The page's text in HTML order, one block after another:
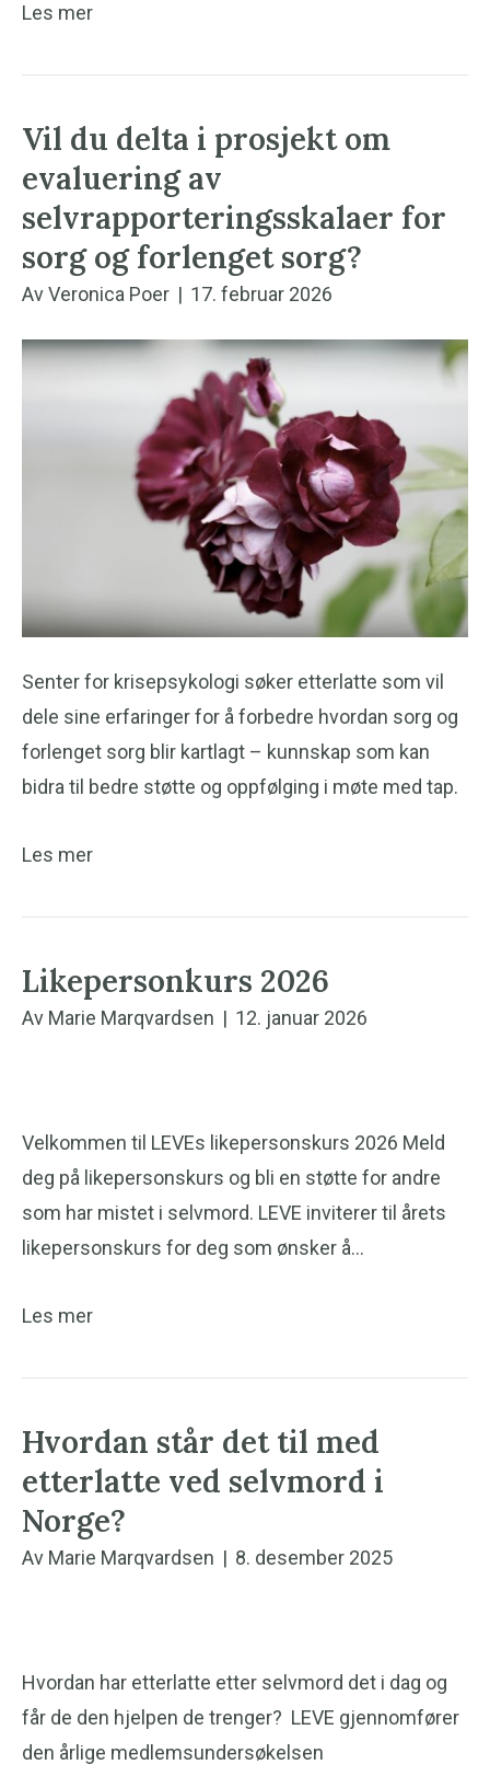
Les mer
Vil du delta i prosjekt om
evaluering av
selvrapporteringsskalaer for
sorg og forlenget sorg?
AvVeronica Poer | 17. februar 2026
Senter for krisepsykologi søker etterlatte som vil
dele sine erfaringer for å forbedre hvordan sorg og
forlenget sorg blir kartlagt – kunnskap som kan
bidra til bedre støtte og oppfølging i møte med tap.
Les mer
Likepersonkurs 2026
Av Marie Marqvardsen | 12. januar 2026
Velkommen til LEVEs likepersonskurs 2026 Meld
deg på likepersonskurs og bli en støtte for andre
som har mistet i selvmord. LEVE inviterer til årets
likepersonskurs for deg som ønsker å…
Les mer
Hvordan står det til med
etterlatte ved selvmord i
Norge?
Av Marie Marqvardsen | 8. desember 2025
Hvordan har etterlatte etter selvmord det i dag og
får de den hjelpen de trenger? LEVE gjennomfører
den årlige medlemsundersøkelsen